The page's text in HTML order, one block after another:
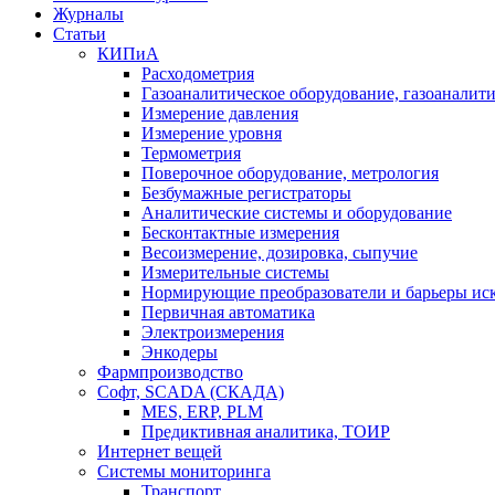
Журналы
Статьи
КИПиА
Расходометрия
Газоаналитическое оборудование,
Измерение давления
Измерение уровня
Термометрия
Поверочное оборудование, метрология
Безбумажные регистраторы
Аналитические системы и оборудование
Бесконтактные измерения
Весоизмерение, дозировка, сыпучие
Измерительные системы
Нормирующие преобразователи и барьеры
Первичная автоматика
Электроизмерения
Энкодеры
Фармпроизводство
Софт, SCADA (СКАДА)
MES, ERP, PLM
Предиктивная аналитика, ТОИР
Интернет вещей
Системы мониторинга